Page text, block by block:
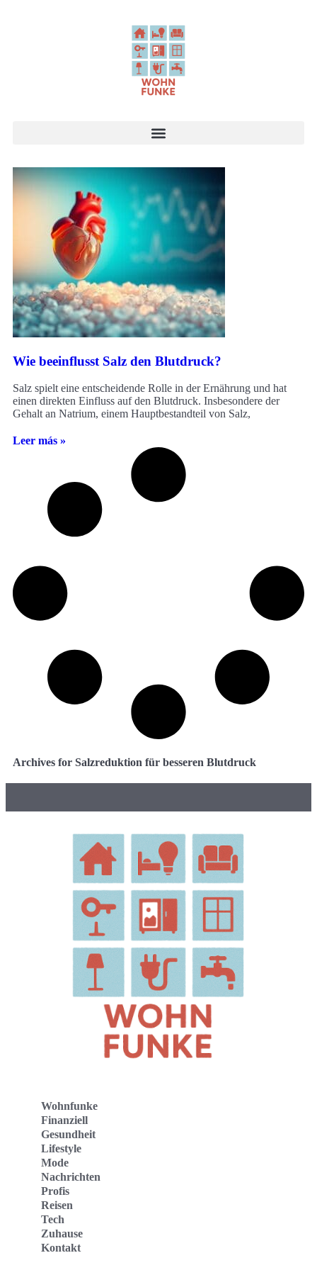
Wie beeinflusst Salz den Blutdruck?
Salz spielt eine entscheidende Rolle in der Ernährung und hat
einen direkten Einfluss auf den Blutdruck. Insbesondere der
Gehalt an Natrium, einem Hauptbestandteil von Salz,
Leer más »
Archives for Salzreduktion für besseren Blutdruck
Wohnfunke
Finanziell
Gesundheit
Lifestyle
Mode
Nachrichten
Profis
Reisen
Tech
Zuhause
Kontakt